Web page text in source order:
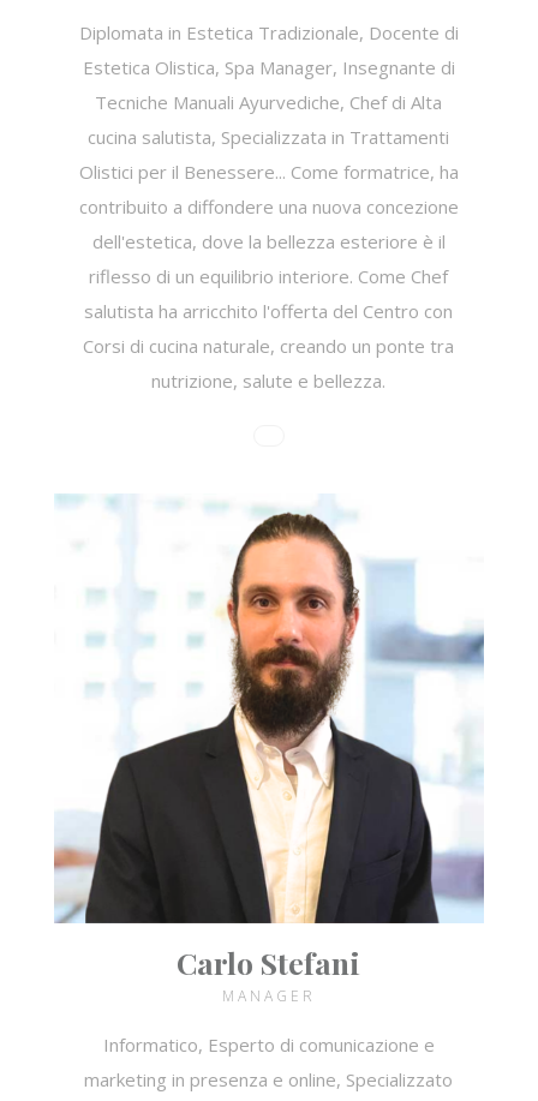
Diplomata in Estetica Tradizionale, Docente di
Estetica Olistica, Spa Manager, Insegnante di
Tecniche Manuali Ayurvediche, Chef di Alta
cucina salutista, Specializzata in Trattamenti
Olistici per il Benessere... Come formatrice, ha
contribuito a diffondere una nuova concezione
dell'estetica, dove la bellezza esteriore è il
riflesso di un equilibrio interiore. Come Chef
salutista ha arricchito l'offerta del Centro con
Corsi di cucina naturale, creando un ponte tra
nutrizione, salute e bellezza.
Carlo Stefani
MANAGER
Informatico, Esperto di comunicazione e
marketing in presenza e online, Specializzato